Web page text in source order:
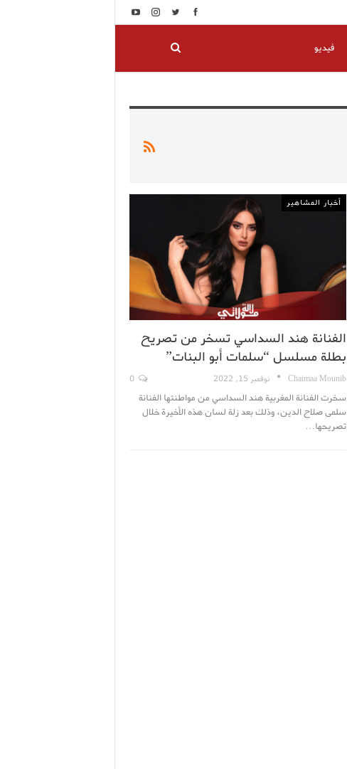
فيديو
أخبار المشاهير
الفنانة هند السداسي تسخر من تصريح
بطلة مسلسل “سلمات أبو البنات”
Chaimaa Mounib نوفمبر 15, 2022
سخرت الفنانة المغربية هند السداسي من مواطنتها الفنانة
سلمى صلاح الدين، وذلك بعد زلة لسان هذه الأخيرة خلال
تصريحها…